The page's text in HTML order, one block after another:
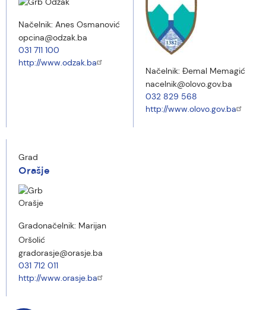
Načelnik: Anes Osmanović
opcina@odzak.ba
031 711 100
http://www.odzak.ba
Načelnik: Đemal Memagić
nacelnik@olovo.gov.ba
032 829 568
http://www.olovo.gov.ba
Grad
Orašje
Gradonačelnik: Marijan
Oršolić
gradorasje@orasje.ba
031 712 011
http://www.orasje.ba